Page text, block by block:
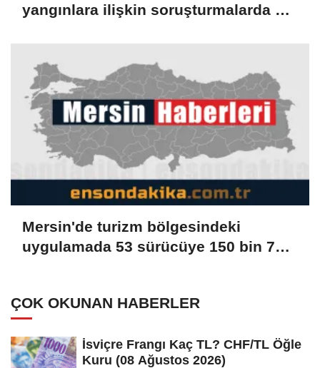
yangınlara ilişkin soruşturmalarda 3
Mersin'de turizm bölgesindeki
uygulamada 53 sürücüye 150 bin 779
ÇOK OKUNAN HABERLER
İsviçre Frangı Kaç TL? CHF/TL Öğle
Kuru (08 Ağustos 2026)